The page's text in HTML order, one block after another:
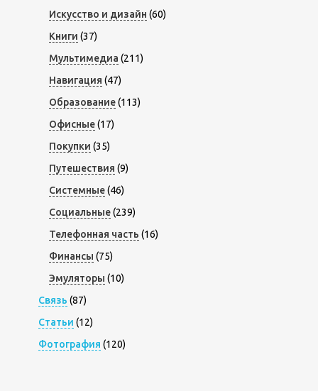
Искусство и дизайн (60)
Книги (37)
Мультимедиа (211)
Навигация (47)
Образование(113)
Офисные(17)
Покупки (35)
Путешествия (9)
Системные(46)
Социальные(239)
Телефонная часть (16)
Финансы (75)
Эмуляторы (10)
Связь (87)
Статьи (12)
Фотография (120)